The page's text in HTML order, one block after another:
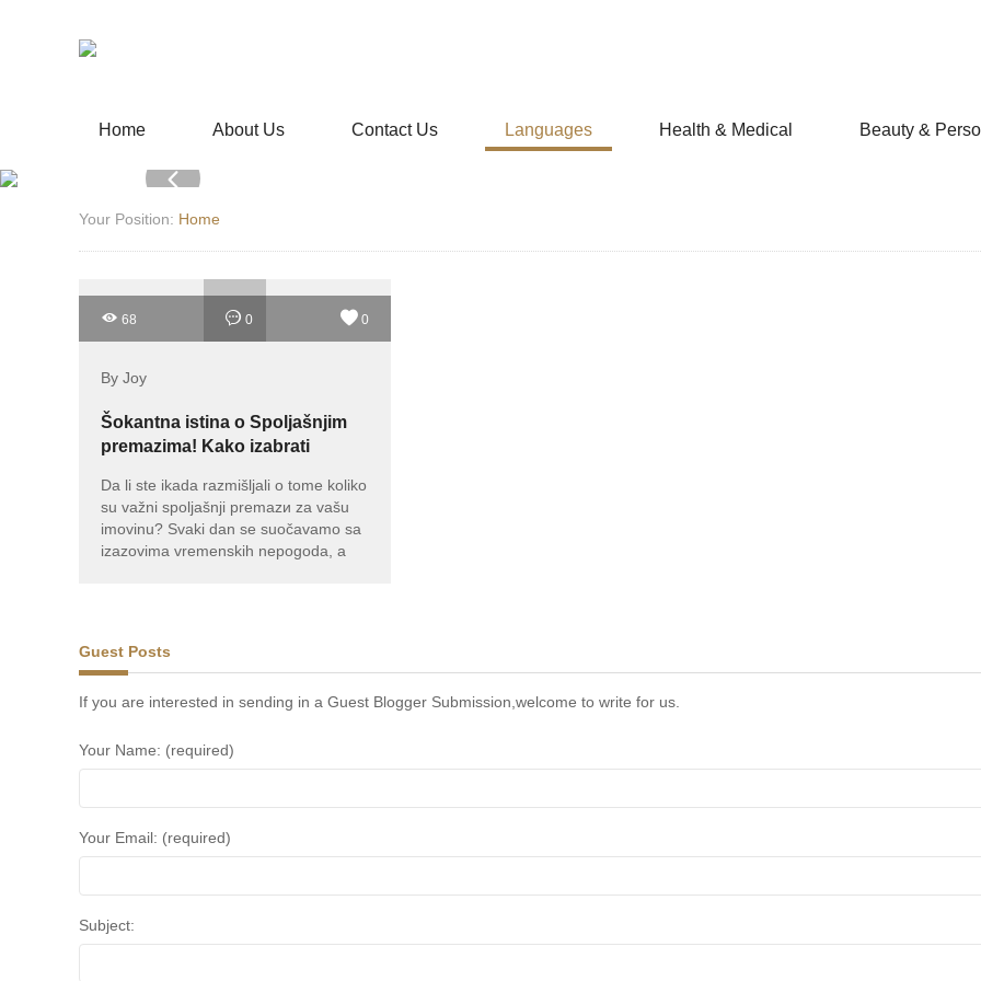
Home About Us Contact Us Languages Health & Medical Beauty &
Your Position: Home
68 0 0
By Joy
Šokantna istina o Spoljašnjim
premazima! Kako izabrati
Da li ste ikada razmišljali o tome koliko
su važni spoljašnji premazи za vašu
imovinu? Svaki dan se suočavamo sa
izazovima vremenskih nepogoda, a
Guest Posts
If you are interested in sending in a Guest Blogger Submission,welcome to write for us.
Your Name: (required)
Your Email: (required)
Subject: